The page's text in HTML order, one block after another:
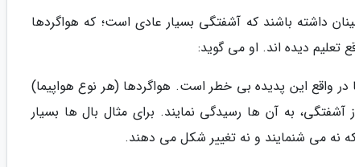
داشته باشند که آشفتگی بسیار عادی است؛ که هواگردها
تعلیم دیده اند. او می گوید:
واقع این پدیده بی خطر است. هواگردها (هر نوع هواپیما)
به آن ها رسیدگی نمایند. برای مثال بال ها بسیار
می شنمایند و نه تغییر شکل می دهند.